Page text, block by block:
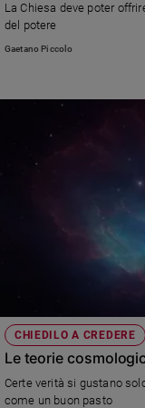
La Chiesa deve poter
del potere
Gaetano Piccolo
CHIEDILO A CREDERE
Le teorie
Certe verità si gustano
come un buon pasto